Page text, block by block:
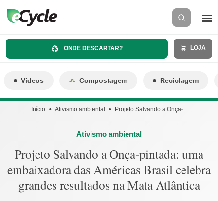
ONDE DESCARTAR? LOJA
Vídeos Compostagem Reciclagem
Início Ativismo ambiental Projeto Salvando a Onça-...
Ativismo ambiental
Projeto Salvando a Onça-pintada: uma
embaixadora das Américas Brasil celebra
grandes resultados na Mata Atlântica